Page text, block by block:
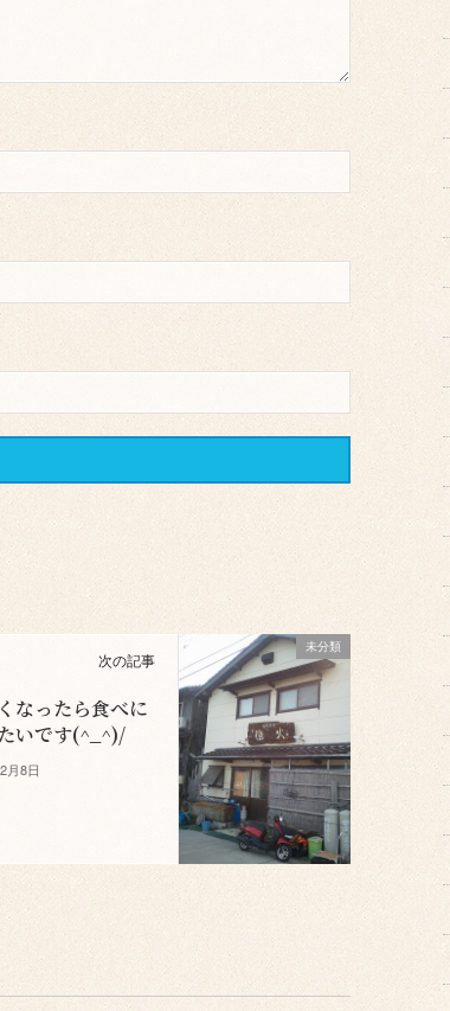
未分類
次の記事
なったら食べに
いです(^_^)/
月8日